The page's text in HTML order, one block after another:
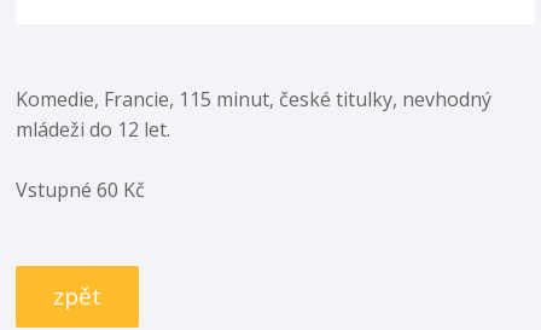
Komedie, Francie, 115 minut, české titulky, nevhodný
mládeži do 12 let.
Vstupné 60 Kč
zpět